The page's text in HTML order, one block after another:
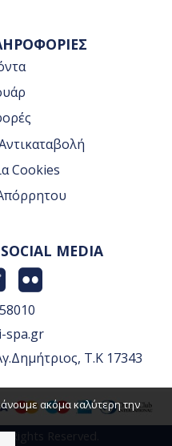
Cookies
MEDIA
spa.gr
Τ.Κ 17343
Reserved.
ακόμα καλύτερη την